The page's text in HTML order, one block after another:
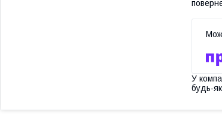
У
будь-